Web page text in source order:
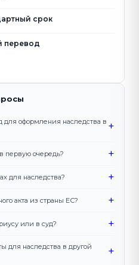
срок
перевод
оформления наследства в +
первую очередь? +
для наследства? +
акта из страны ЕС? +
или в суд? +
для наследства в другой
+